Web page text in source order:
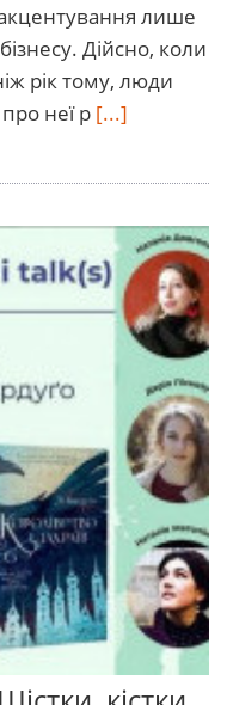
лише
Дійсно, коли
рік тому, люди
неї р [...]